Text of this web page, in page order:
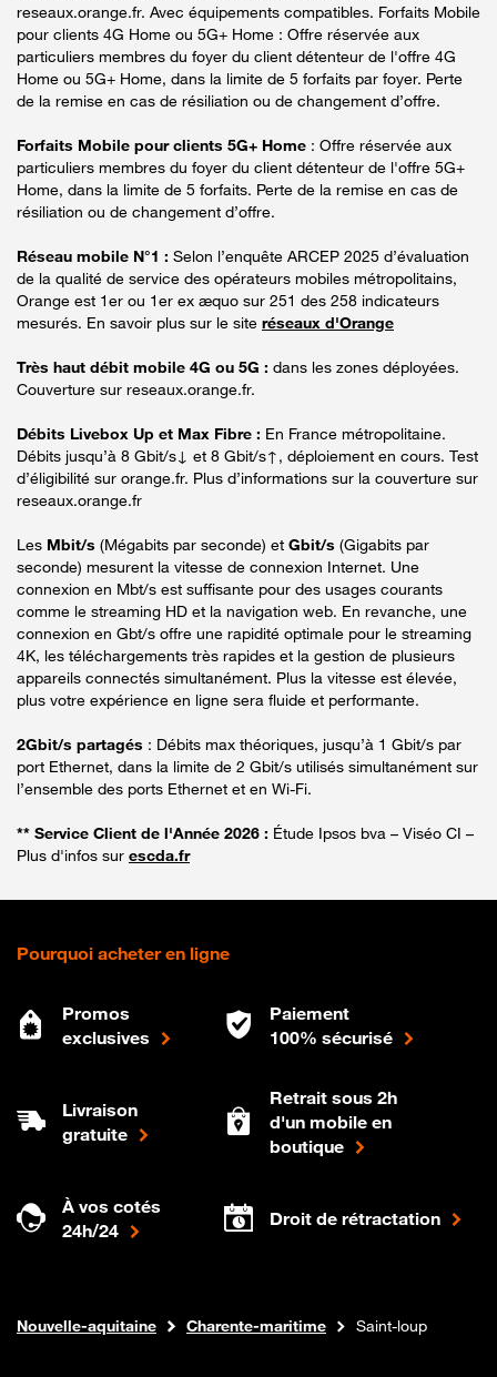
reseaux.orange.fr. Avec équipements compatibles. Forfaits Mobile
pour clients 4G Home ou 5G+ Home : Offre réservée aux
particuliers membres du foyer du client détenteur de l'offre 4G
Home ou 5G+ Home, dans la limite de 5 forfaits par foyer. Perte
de la remise en cas de résiliation ou de changement d’offre.
Forfaits Mobile pour clients 5G+ Home : Offre réservée aux
particuliers membres du foyer du client détenteur de l'offre 5G+
Home, dans la limite de 5 forfaits. Perte de la remise en cas de
résiliation ou de changement d’offre.
Réseau mobile N°1 : Selon l’enquête ARCEP 2025 d’évaluation
de la qualité de service des opérateurs mobiles métropolitains,
Orange est 1er ou 1er ex æquo sur 251 des 258 indicateurs
mesurés. En savoir plus sur le site réseaux d'Orange
Très haut débit mobile 4G ou 5G : dans les zones déployées.
Couverture sur reseaux.orange.fr.
Débits Livebox Up et Max Fibre : En France métropolitaine.
Débits jusqu’à 8 Gbit/s↓ et 8 Gbit/s↑, déploiement en cours. Test
d’éligibilité sur orange.fr. Plus d’informations sur la couverture sur
reseaux.orange.fr
Les Mbit/s (Mégabits par seconde) et Gbit/s (Gigabits par
seconde) mesurent la vitesse de connexion Internet. Une
connexion en Mbt/s est suffisante pour des usages courants
comme le streaming HD et la navigation web. En revanche, une
connexion en Gbt/s offre une rapidité optimale pour le streaming
4K, les téléchargements très rapides et la gestion de plusieurs
appareils connectés simultanément. Plus la vitesse est élevée,
plus votre expérience en ligne sera fluide et performante.
2Gbit/s partagés : Débits max théoriques, jusqu’à 1 Gbit/s par
port Ethernet, dans la limite de 2 Gbit/s utilisés simultanément sur
l’ensemble des ports Ethernet et en Wi-Fi.
** Service Client de l'Année 2026 : Étude Ipsos bva – Viséo CI –
Plus d'infos sur escda.fr
Pourquoi acheter en ligne
Promos
exclusives
Paiement
100% sécurisé
Livraison
gratuite
Retrait sous 2h
d'un mobile en
boutique
À vos cotés
24h/24
Droit de rétractation
Boutique Orange
Internet fibre
Nouvelle-aquitaine Charente-maritime Saint-loup